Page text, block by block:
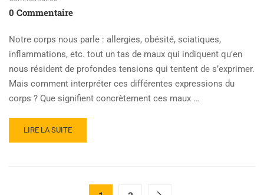
0 Commentaire
Notre corps nous parle : allergies, obésité, sciatiques,
inflammations, etc. tout un tas de maux qui indiquent qu’en
nous résident de profondes tensions qui tentent de s’exprimer.
Mais comment interpréter ces différentes expressions du
corps ? Que signifient concrètement ces maux …
LIRE LA SUITE